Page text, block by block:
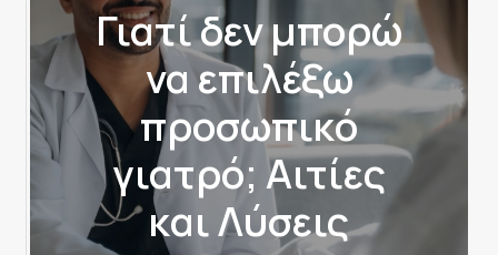
Γιατί δεν μπορώ
να επιλέξω
προσωπικό
γιατρό; Αιτίες
και Λύσεις